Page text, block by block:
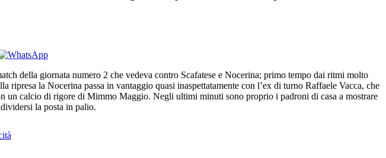
della giornata numero 2 che vedeva contro Scafatese e Nocerina; primo tempo dai ritmi molto
la Nocerina passa in vantaggio quasi inaspettatamente con l’ex di turno Raffaele Vacca, che
un calcio di rigore di Mimmo Maggio. Negli ultimi minuti sono proprio i padroni di casa a mostrare
la posta in palio.